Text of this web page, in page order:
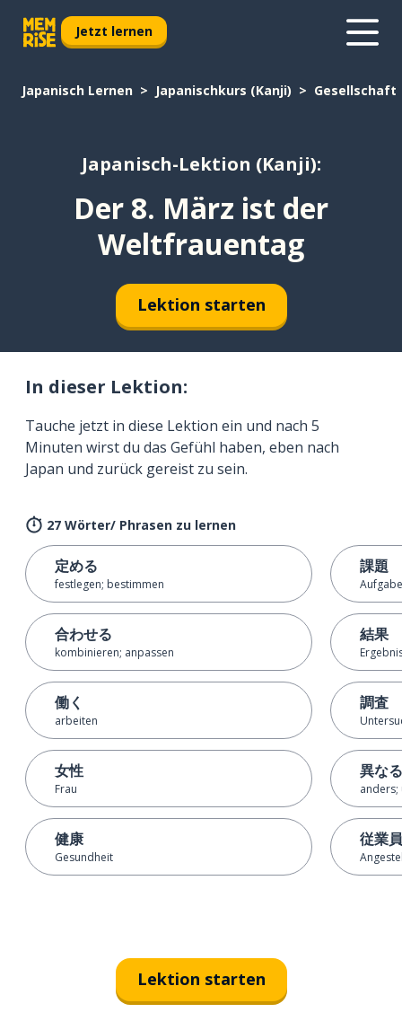
Jetzt lernen
Japanisch Lernen Japanischkurs (Kanji) Gesellschaft
Japanisch-Lektion (Kanji):
Der 8. März ist der
Weltfrauentag
Lektion starten
In dieser Lektion:
Tauche jetzt in diese Lektion ein und nach 5
Minuten wirst du das Gefühl haben, eben nach
Japan und zurück gereist zu sein.
27 Wörter/ Phrasen zu lernen
定める
festlegen; bestimmen
合わせる
kombinieren; anpassen
働く
arbeiten
女性
Frau
健康
Gesundheit
課題
結果
調査
異なる
anders;
従業員
Lektion starten